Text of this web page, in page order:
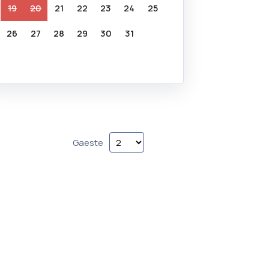
19 20 21 22 23 24 25
26 27 28 29 30 31
Gaeste